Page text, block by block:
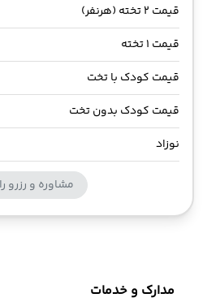
قیمت 2 تخته (هرنفر)
قیمت 1 تخته
قیمت کودک با تخت
قیمت کودک بدون تخت
نوزاد
مشاوره و رزرو
مدارک و خدمات